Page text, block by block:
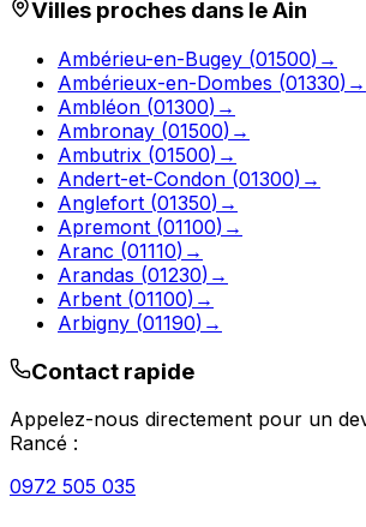
Villes proches dans leAin
Ambérieu-en-Bugey (01500) →
Ambérieux-en-Dombes (01330) →
Ambléon (01300) →
Ambronay (01500) →
Ambutrix (01500) →
Andert-et-Condon (01300) →
Anglefort (01350) →
Apremont (01100) →
Aranc (01110) →
Arandas (01230) →
Arbent (01100) →
Arbigny (01190) →
Contact rapide
Appelez-nous directement pour un
Rancé :
0972 505 035